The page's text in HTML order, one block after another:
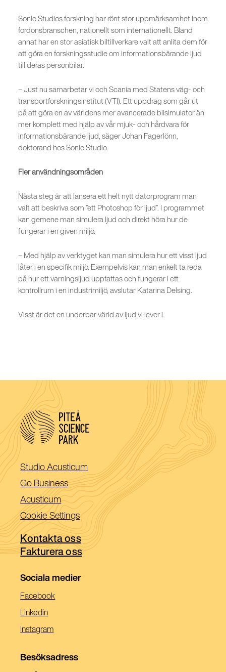
Sonic Studios forskning har rönt stor uppmärksamhet inom
fordonsbranschen, nationellt som internationellt. Bland
annat har en stor asiatisk biltillverkare valt att anlita dem för
att göra en forskningsstudie om informationsbärande ljud
till deras personbilar.
– Just nu samarbetar vi och Scania med Statens väg- och
transportforskningsinstitut (VTI). Ett uppdrag som går ut
på att göra en av världens mer avancerade bilsimulator än
mer komplett med hjälp av vår mjuk- och hårdvara för
informationsbärande ljud, säger Johan Fagerlönn,
doktorand hos Sonic Studio.
Fler användningsområden
Nästa steg är att lansera ett helt nytt datorprogram man
valt att beskriva som ”ett Photoshop för ljud”. I programmet
kan gemene man simulera ljud och direkt höra hur de
fungerar i en given miljö.
– Med hjälp av verktyget kan man simulera hur ett visst ljud
låter i en specifik miljö. Exempelvis kan man enkelt ta reda
på hur ett varningsljud uppfattas och fungerar i ett
kontrollrum i en industrimiljö, avslutar Katarina Delsing.
Visst är det en underbar värld av ljud vi lever i.
Studio Acusticum (Öppnas
i
ett
nytt
fönster)
Go Business(Öppnas
i
ett
nytt
fönster)
Acusticum(Öppnas
i
ett
nytt
fönster)
Cookie Settings
Kontakta oss
Fakturera oss
Sociala medier
Facebook(Öppnas
Linkedin(Öppnas
Nytt
Instagram(Öppnas
Ett
Besöksadress